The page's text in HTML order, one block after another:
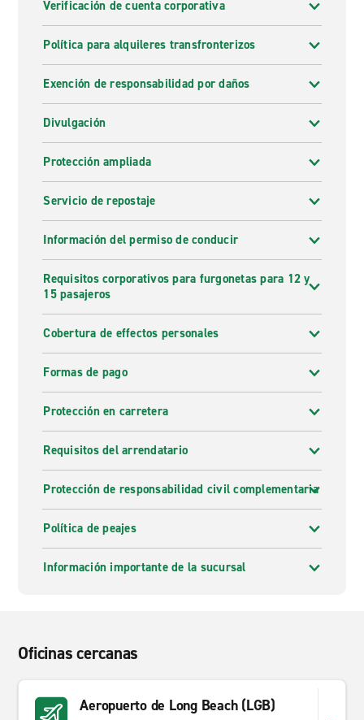
Verificación de cuenta corporativa
Política para alquileres transfronterizos
Exención de responsabilidad por daños
Divulgación
Protección ampliada
Servicio de repostaje
Información del permiso de conducir
Requisitos corporativos para furgonetas para 12 y
15 pasajeros
Cobertura de effectos personales
Formas de pago
Protección en carretera
Requisitos del arrendatario
Protección de responsabilidad civil complementaria
Política de peajes
Información importante de la sucursal
Oficinas cercanas
Aeropuerto de Long Beach (LGB)